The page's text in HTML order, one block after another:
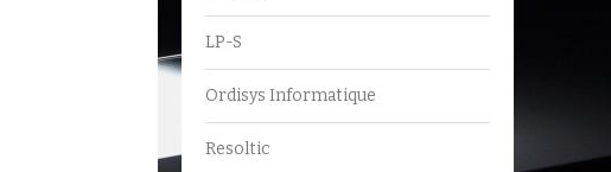
LP-S
Ordisys Informatique
Resoltic